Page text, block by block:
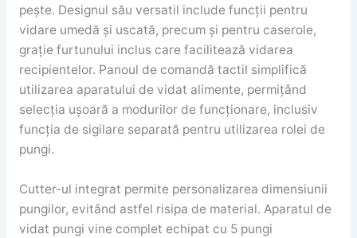
pește. Designul său versatil include funcții pentru
vidare umedă și uscată, precum și pentru caserole,
grație furtunului inclus care facilitează vidarea
recipientelor. Panoul de comandă tactil simplifică
utilizarea aparatului de vidat alimente, permițând
selecția ușoară a modurilor de funcționare, inclusiv
funcția de sigilare separată pentru utilizarea rolei de
pungi.
Cutter-ul integrat permite personalizarea dimensiunii
pungilor, evitând astfel risipa de material. Aparatul de
vidat pungi vine complet echipat cu 5 pungi